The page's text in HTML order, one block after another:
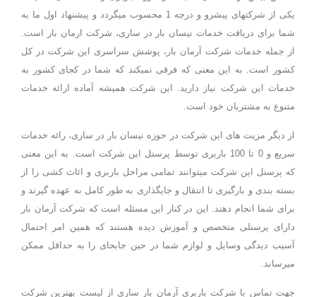
یکی از شرکتهای پیشرو و درجه 1 محسوب میگردد و پیشنهاد اول ما به
شما برای دریافت خدمات نیسان بار در ساری، شرکت ارمان بار است.
از جمله خدمات شرکت آرمان بار، پوشش سراسری این شرکت در کل
کشور است. به این معنی که فرقی نمیکند که شما در کجای کشور به
خدمات این شرکت نیاز دارید. این شرکت همیشه آماده ارائه خدمات
متنوع به مشتریان خود است.
از دیگر مزیت های این شرکت در حوزه نیسان بار در ساری، رائه خدمات
سریع و 0 تا 100 باربری توسط پرسنل این شرکت است. به این معنی
که پرسنل این شرکت میتوانند تمامی مراحل باربری و اثاث کشی را از
بسته بندی و بارگیری تا انتقال و جایگذاری به طور کامل به عهده گیرند و
برای شما انجام دهند. این در کنار این مسئله است که شرکت آرمان بار
دارای پرسنلی متخصص و آموزش دیده هستند که همین امر احتمال
آسیب دیدگی وسایل و لوازم شما در حین جابجای را به حداقل ممکن
میرساند.
جهت تماس با شرکت باربری آرمان بار ساری از لیست بهترین شرکت